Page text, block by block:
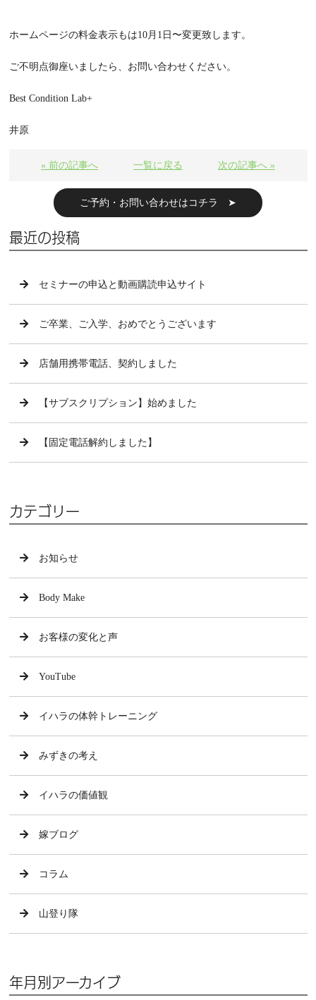
ホームページの料金表示もは10月1日〜変更致します。
ご不明点御座いましたら、お問い合わせください。
Best Condition Lab+
井原
« 前の記事へ 一覧に戻る 次の記事へ »
ご予約・お問い合わせはコチラ ➤
最近の投稿
セミナーの申込と動画購読申込サイト
ご卒業、ご入学、おめでとうございます
店舗用携帯電話、契約しました
【サブスクリプション】始めました
【固定電話解約しました】
カテゴリー
お知らせ
Body Make
お客様の変化と声
YouTube
イハラの体幹トレーニング
みずきの考え
イハラの価値観
嫁ブログ
コラム
山登り隊
年月別アーカイブ